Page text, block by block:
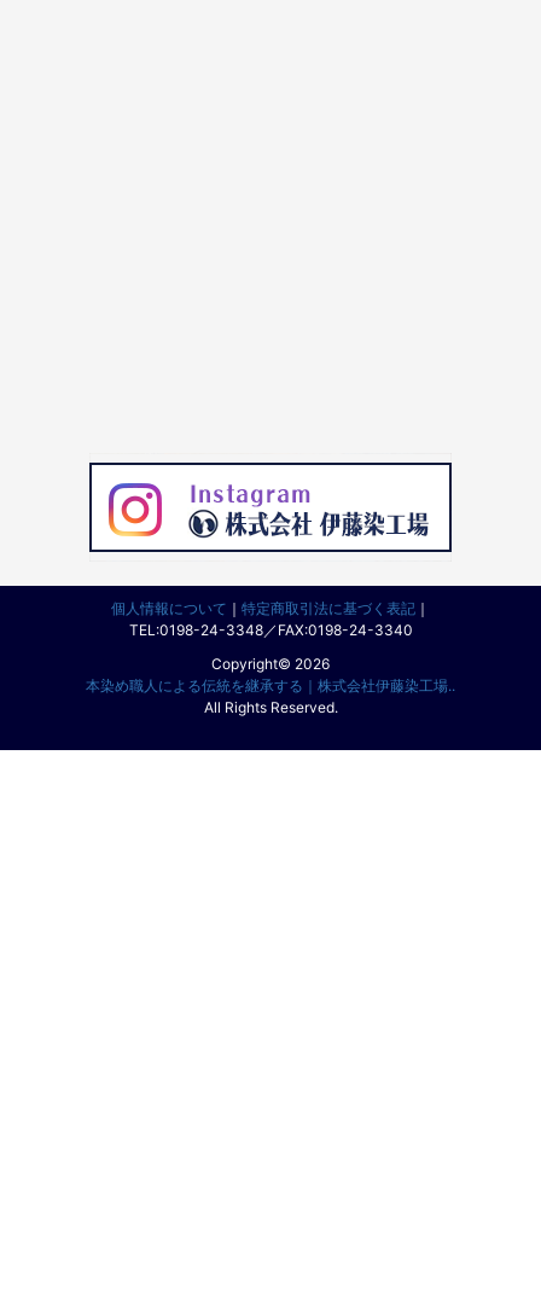
個人情報について ｜ 特定商取引法に基づく表記 ｜
TEL:0198-24-3348／FAX:0198-24-3340
Copyright© 2026
本染め職人による伝統を継承する｜株式会社伊藤染工場..
All Rights Reserved.